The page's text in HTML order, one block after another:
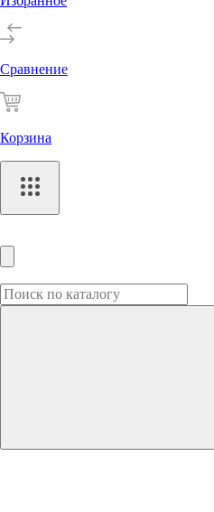
Сравнение
Корзина